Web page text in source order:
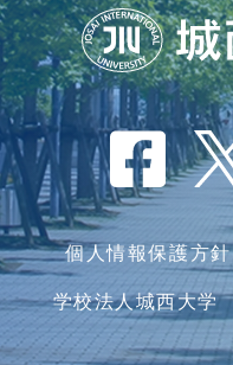
個人情報保護方針
学校法人城西大学